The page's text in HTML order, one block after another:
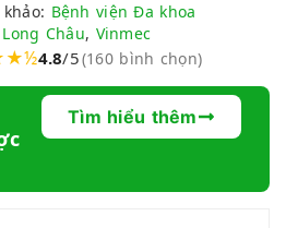
Bệnh viện Đa khoa
Châu, Vinmec
4.8/5(160 bình chọn)
Tìm hiểu thêm